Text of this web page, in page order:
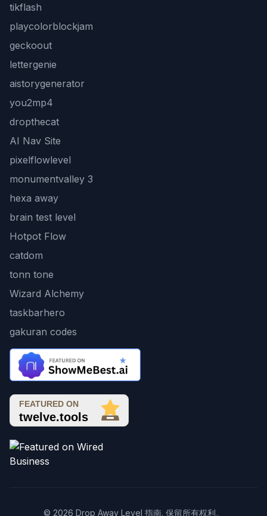
tikflash
playcolorblockjam
geckoout
lettergenie
aistorygenerator
you2mp4
dropthecat
AI Nav Site
pixelflowlevel
monumentvalley 3
hexa away
brain test level
Hotpot Flow
catdom
tonn tone
Wizard Alchemy
taskbarhero
gakuran codes
© 2026 Drop Away Level 指南. 保留所有权利。